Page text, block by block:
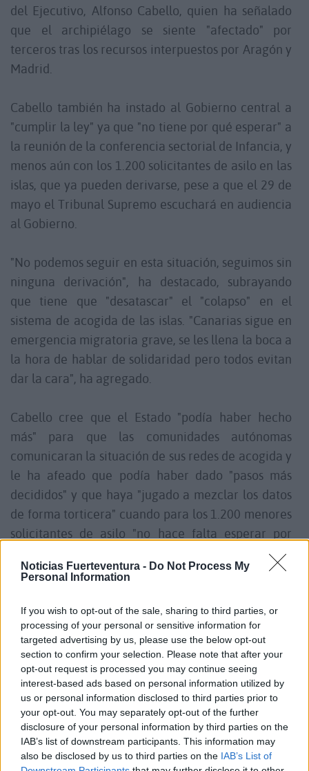
Noticias Fuerteventura - Do Not Process My
Personal Information
If you wish to opt-out of the sale, sharing to third parties, or
processing of your personal or sensitive information for
targeted advertising by us, please use the below opt-out
section to confirm your selection. Please note that after your
opt-out request is processed you may continue seeing
interest-based ads based on personal information utilized by
us or personal information disclosed to third parties prior to
your opt-out. You may separately opt-out of the further
disclosure of your personal information by third parties on the
IAB’s list of downstream participants. This information may
also be disclosed by us to third parties on the IAB’s List of
del Ejecutivo, Alfonso Cabello, quien ha señalado
que el archipiélago se siente "afectado" por
terceros tras los recursos interpuestos por Aragón y
Madrid.
Cabello también ha instado al Gobierno central a
"cumplir la ley" ya que "no tiene por qué esperar" a
la reunión de la conferencia sectorial de Infancia, y
menos aún con los 1.200 solicitantes de asilo en las
islas, que ya pueden derivarse, pese a que el 29 de
mayo el Tribunal Supremo escuchará en audiencia
al Gobierno.
"No podemos seguir en esta situación, seguimos sin
ninguna derivación", ha destacado, subrayando
que tiene que "desatascar" el "colapso" en el
sistema de acogida de las islas. "Canarias sigue en
emergencia migratoria grave, se les llena la boca a
la hora de hablar de solidaridad pero todos evitan
dar la cara", ha agregado.
Cabello cree que el Estado "podía haber hecho
más" para que las comunidades autónomas
comunicaran la situación de sus redes de acogida y
le ha afeado que podía haber dado "pasos más
decididos" y que haya "jugado a mezclar los datos
de forma torticera" cuando para los 1.200 menores
solicitantes de asilo "no hace falta esperar por
Gobierno central para "descongestionar" y "altura
de miras y solidaridad" a las comunidades
autónomas dado que la situación es "desesperada y
excepcional".
Ha puesto como ejemplo el caso del centro Emena
La Fortaleza I, cerrado por orden judicial en Santa
Brígida y con nueve personas detenidas por los
presunto delitos de lesiones, amenazas y contra la